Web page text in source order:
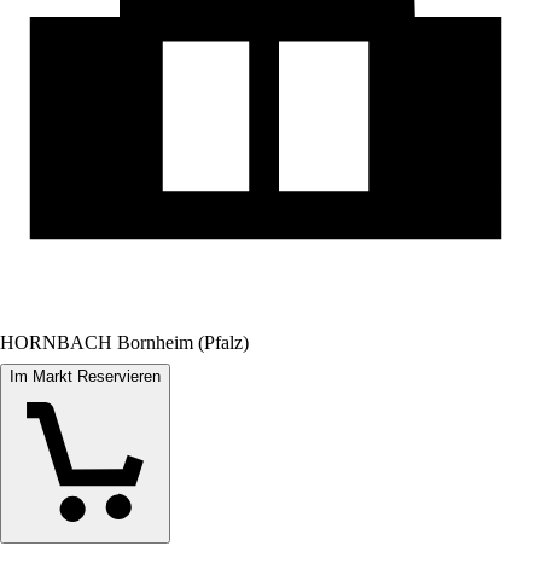
HORNBACH Bornheim (Pfalz)
Im Markt Reservieren